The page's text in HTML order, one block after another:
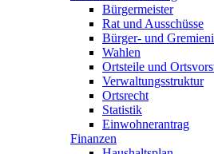
Bürgermeister
Rat und Ausschüsse
Bürger- und
Wahlen
Ortsteile und
Verwaltungsstruktur
Ortsrecht
Statistik
Einwohnerantrag
Finanzen